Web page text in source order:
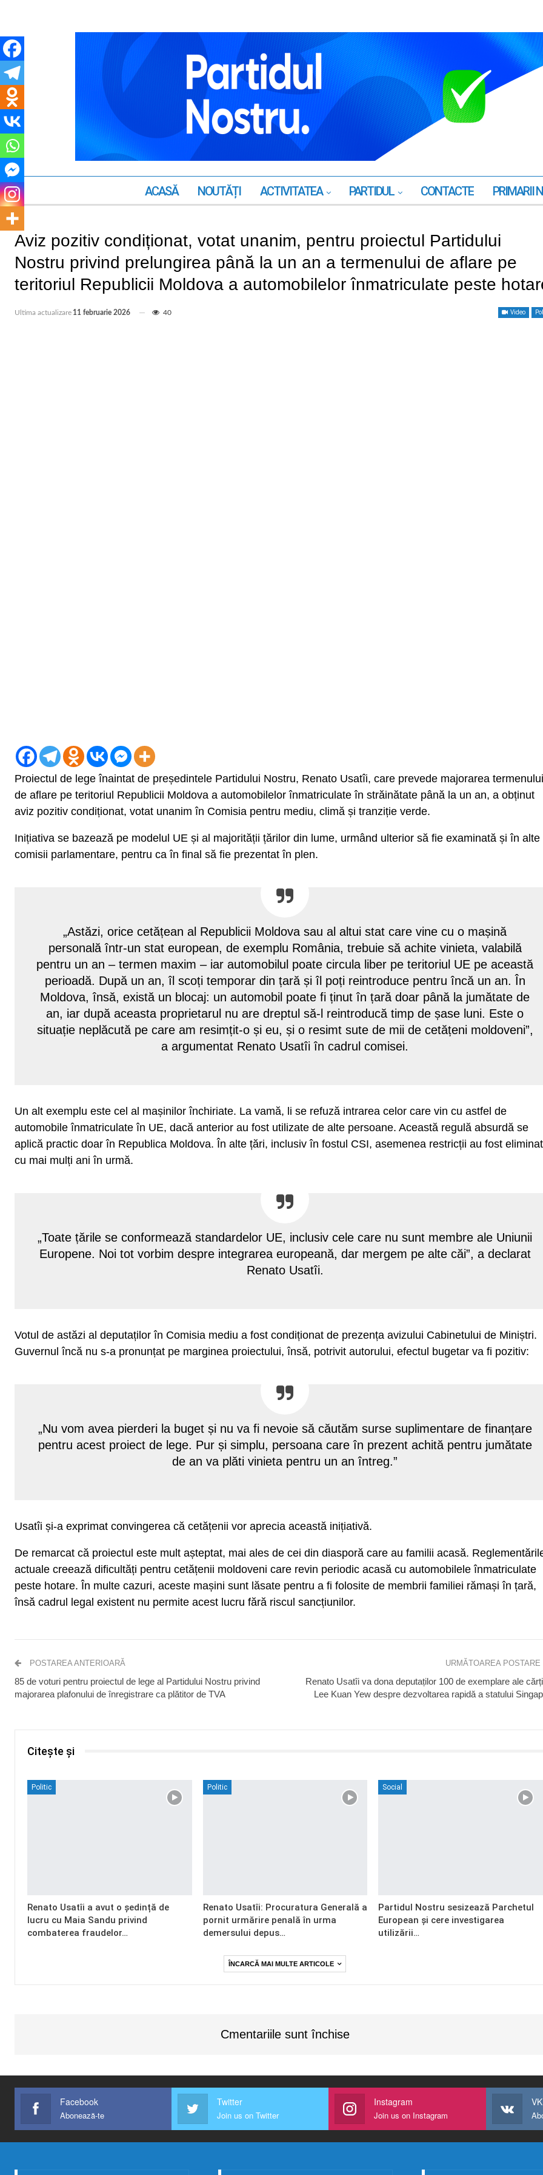
ACASĂ NOUTĂȚI ACTIVITATEA PARTIDUL CONTACTE PRIMARII
Aviz pozitiv condiționat, votat unanim, pentru proiectul Partidului
Nostru privind prelungirea până la un an a termenului de aflare pe
teritoriul Republicii Moldova a automobilelor înmatriculate peste
Video
Ultima actualizare 11 februarie 2026 40
Proiectul de lege înaintat de președintele Partidului Nostru, Renato Usatîi, care prevede majorarea termenului
de aflare pe teritoriul Republicii Moldova a automobilelor înmatriculate în străinătate până la un an, a obținut
aviz pozitiv condiționat, votat unanim în Comisia pentru mediu, climă și tranziție verde.
Inițiativa se bazează pe modelul UE și al majorității țărilor din lume, urmând ulterior să fie examinată și în alte
comisii parlamentare, pentru ca în final să fie prezentat în plen.
„Astăzi, orice cetățean al Republicii Moldova sau al altui stat care vine cu o mașină
personală într-un stat european, de exemplu România, trebuie să achite vinieta, valabilă
pentru un an – termen maxim – iar automobilul poate circula liber pe teritoriul UE pe această
perioadă. După un an, îl scoți temporar din țară și îl poți reintroduce pentru încă un an. În
Moldova, însă, există un blocaj: un automobil poate fi ținut în țară doar până la jumătate de
an, iar după aceasta proprietarul nu are dreptul să-l reintroducă timp de șase luni. Este o
situație neplăcută pe care am resimțit-o și eu, și o resimt sute de mii de cetățeni moldoveni”,
a argumentat Renato Usatîi în cadrul comisei.
Un alt exemplu este cel al mașinilor închiriate. La vamă, li se refuză intrarea celor care vin cu astfel de
automobile înmatriculate în UE, dacă anterior au fost utilizate de alte persoane. Această regulă absurdă se
aplică practic doar în Republica Moldova. În alte țări, inclusiv în fostul CSI, asemenea restricții au fost
cu mai mulți ani în urmă.
„Toate țările se conformează standardelor UE, inclusiv cele care nu sunt membre ale Uniunii
Europene. Noi tot vorbim despre integrarea europeană, dar mergem pe alte căi”, a declarat
Renato Usatîi.
Votul de astăzi al deputaților în Comisia mediu a fost condiționat de prezența avizului Cabinetului de Miniștri.
Guvernul încă nu s-a pronunțat pe marginea proiectului, însă, potrivit autorului, efectul bugetar va fi pozitiv:
„Nu vom avea pierderi la buget și nu va fi nevoie să căutăm surse suplimentare de finanțare
pentru acest proiect de lege. Pur și simplu, persoana care în prezent achită pentru jumătate
de an va plăti vinieta pentru un an întreg.”
Usatîi și-a exprimat convingerea că cetățenii vor aprecia această inițiativă.
De remarcat că proiectul este mult așteptat, mai ales de cei din diasporă care au familii acasă.
actuale creează dificultăți pentru cetățenii moldoveni care revin periodic acasă cu automobilele înmatriculate
peste hotare. În multe cazuri, aceste mașini sunt lăsate pentru a fi folosite de membrii familiei rămași în țară,
însă cadrul legal existent nu permite acest lucru fără riscul sancțiunilor.
POSTAREA ANTERIOARĂ
85 de voturi pentru proiectul de lege al Partidului Nostru privind
majorarea plafonului de înregistrare ca plătitor de TVA
URMĂTOAREA POSTARE
Renato Usatîi va dona deputaților 100 de exemplare ale
Lee Kuan Yew despre dezvoltarea rapidă a statului
Citește și
Politic
Renato Usatîi a avut o ședință de
lucru cu Maia Sandu privind
combaterea fraudelor…
Politic
Renato Usatîi: Procuratura Generală a
pornit urmărire penală în urma
demersului depus…
Social
Partidul Nostru sesizează Parchetul
European și cere investigarea
utilizării…
ÎNCARCĂ MAI MULTE ARTICOLE
Cmentariile sunt închise
Facebook
Abonează-te
Twitter
Join us on Twitter
Instagram
Join us on Instagram
VK